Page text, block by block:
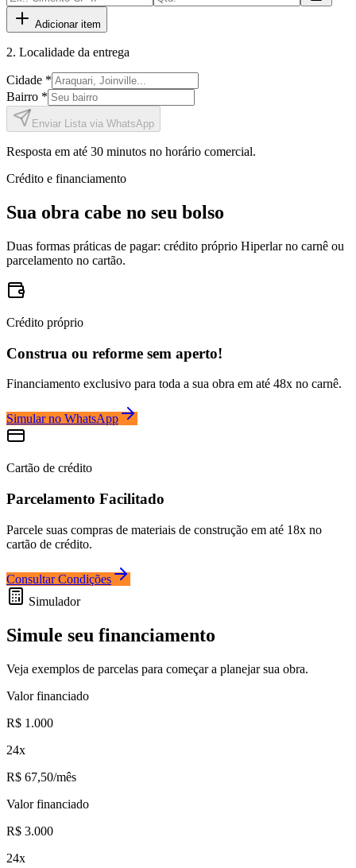
Adicionar item
2. Localidade da entrega
Cidade *
Bairro *
Enviar Lista via WhatsApp
Resposta em até 30 minutos no horário comercial.
Crédito e financiamento
Sua obra cabe no seu bolso
Duas formas práticas de pagar: crédito próprio Hiperlar no carnê ou
parcelamento no cartão.
Crédito próprio
Construa ou reforme sem aperto!
Financiamento exclusivo para toda a sua obra em até 48x no carnê.
Simular no WhatsApp
Cartão de crédito
Parcelamento Facilitado
Parcele suas compras de materiais de construção em até 18x no
cartão de crédito.
Consultar Condições
Simulador
Simule seu financiamento
Veja exemplos de parcelas para começar a planejar sua obra.
Valor financiado
R$ 1.000
24x
R$ 67,50/mês
Valor financiado
R$ 3.000
24x